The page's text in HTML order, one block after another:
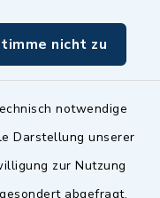
nicht zu
notwendige
Darstellung unserer
zur Nutzung
abgefragt.